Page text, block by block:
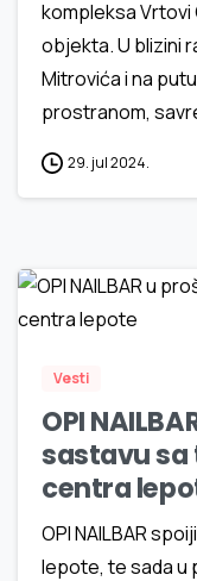
kompleksa Vrtovi
objekta. U blizini
Mitrovića i na
prostranom,
29. jul 2024.
Vesti
OPI
sastavu sa
centra
OPI NAILBAR
lepote, te sada u